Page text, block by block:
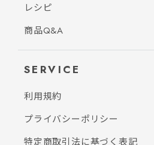
レシピ
商品Q&A
SERVICE
利用規約
プライバシーポリシー
特定商取引法に基づく表記